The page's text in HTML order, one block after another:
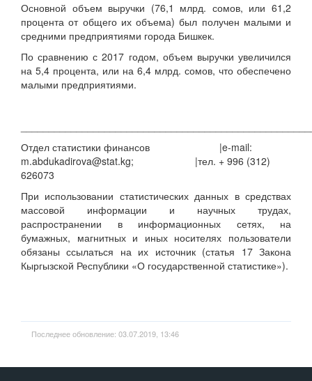
Основной объем выручки (76,1 млрд. сомов, или 61,2
процента от общего их объема) был получен малыми и
средними предприятиями города Бишкек.
По сравнению с 2017 годом, объем выручки увеличился
на 5,4 процента, или на 6,4 млрд. сомов, что обеспечено
малыми предприятиями.
Отдел статистики финансов |e-mail:
m.abdukadirova@stat.kg; |тел. + 996 (312)
626073
При использовании статистических данных в средствах
массовой информации и научных трудах,
распространении в информационных сетях, на
бумажных, магнитных и иных носителях пользователи
обязаны ссылаться на их источник (статья 17 Закона
Кыргызской Республики «О государственной статистике»).
Последнее обновление: 03.07.2019, 13:46